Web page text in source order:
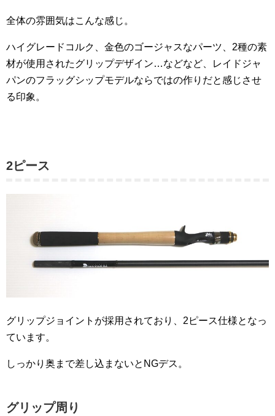
全体の雰囲気はこんな感じ。
ハイグレードコルク、金色のゴージャスなパーツ、2種の素
材が使用されたグリップデザイン…などなど、レイドジャ
パンのフラッグシップモデルならではの作りだと感じさせ
る印象。
2ピース
グリップジョイントが採用されており、2ピース仕様となっ
ています。
しっかり奥まで差し込まないとNGデス。
グリップ周り